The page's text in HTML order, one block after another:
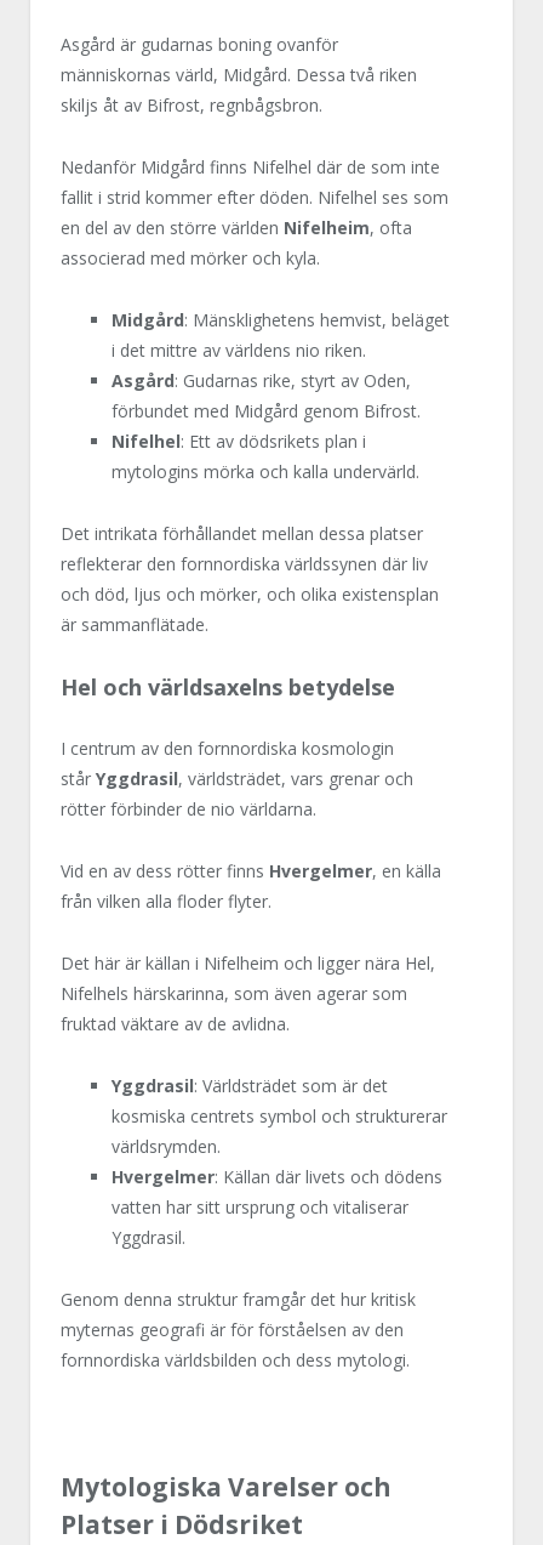
Asgård är gudarnas boning ovanför
människornas värld, Midgård. Dessa två riken
skiljs åt av Bifrost, regnbågsbron.
Nedanför Midgård finns Nifelhel där de som inte
fallit i strid kommer efter döden. Nifelhel ses som
en del av den större världen Nifelheim, ofta
associerad med mörker och kyla.
Midgård: Mänsklighetens hemvist, beläget
i det mittre av världens nio riken.
Asgård: Gudarnas rike, styrt av Oden,
förbundet med Midgård genom Bifrost.
Nifelhel: Ett av dödsrikets plan i
mytologins mörka och kalla undervärld.
Det intrikata förhållandet mellan dessa platser
reflekterar den fornnordiska världssynen där liv
och död, ljus och mörker, och olika existensplan
är sammanflätade.
Hel och världsaxelns betydelse
I centrum av den fornnordiska kosmologin
står Yggdrasil, världsträdet, vars grenar och
rötter förbinder de nio världarna.
Vid en av dess rötter finns Hvergelmer, en källa
från vilken alla floder flyter.
Det här är källan i Nifelheim och ligger nära Hel,
Nifelhels härskarinna, som även agerar som
fruktad väktare av de avlidna.
Yggdrasil: Världsträdet som är det
kosmiska centrets symbol och strukturerar
världsrymden.
Hvergelmer: Källan där livets och dödens
vatten har sitt ursprung och vitaliserar
Yggdrasil.
Genom denna struktur framgår det hur kritisk
myternas geografi är för förståelsen av den
fornnordiska världsbilden och dess mytologi.
Mytologiska Varelser och
Platser i Dödsriket